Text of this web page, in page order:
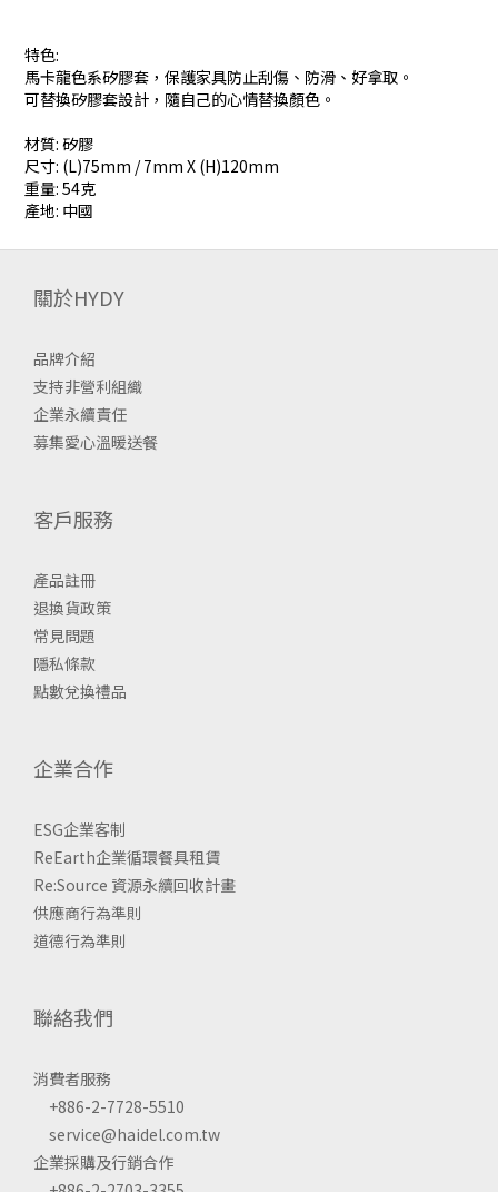
特色:
馬卡龍色系矽膠套，保護家具防止刮傷、防滑、好拿取。
可替換矽膠套設計，隨自己的心情替換顏色。
材質: 矽膠
尺寸: (L)75mm / 7mm X (H)120mm
重量: 54克
產地: 中國
關於HYDY
品牌介紹
支持非營利組織
企業永續責任
募集愛心溫暖送餐
客戶服務
產品註冊
退換貨政策
常見問題
隱私條款
點數兌換禮品
企業合作
ESG企業客制
ReEarth企業循環餐具租賃
Re:Source 資源永續回收計畫
供應商行為準則
道德行為準則
聯絡我們
消費者服務
+886-2-7728-5510
service@haidel.com.tw
企業採購及行銷合作